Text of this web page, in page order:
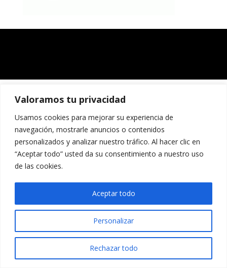
Valoramos tu privacidad
Usamos cookies para mejorar su experiencia de
navegación, mostrarle anuncios o contenidos
personalizados y analizar nuestro tráfico. Al hacer clic en
“Aceptar todo” usted da su consentimiento a nuestro uso
de las cookies.
Personalizar
Rechazar todo
Aceptar todo